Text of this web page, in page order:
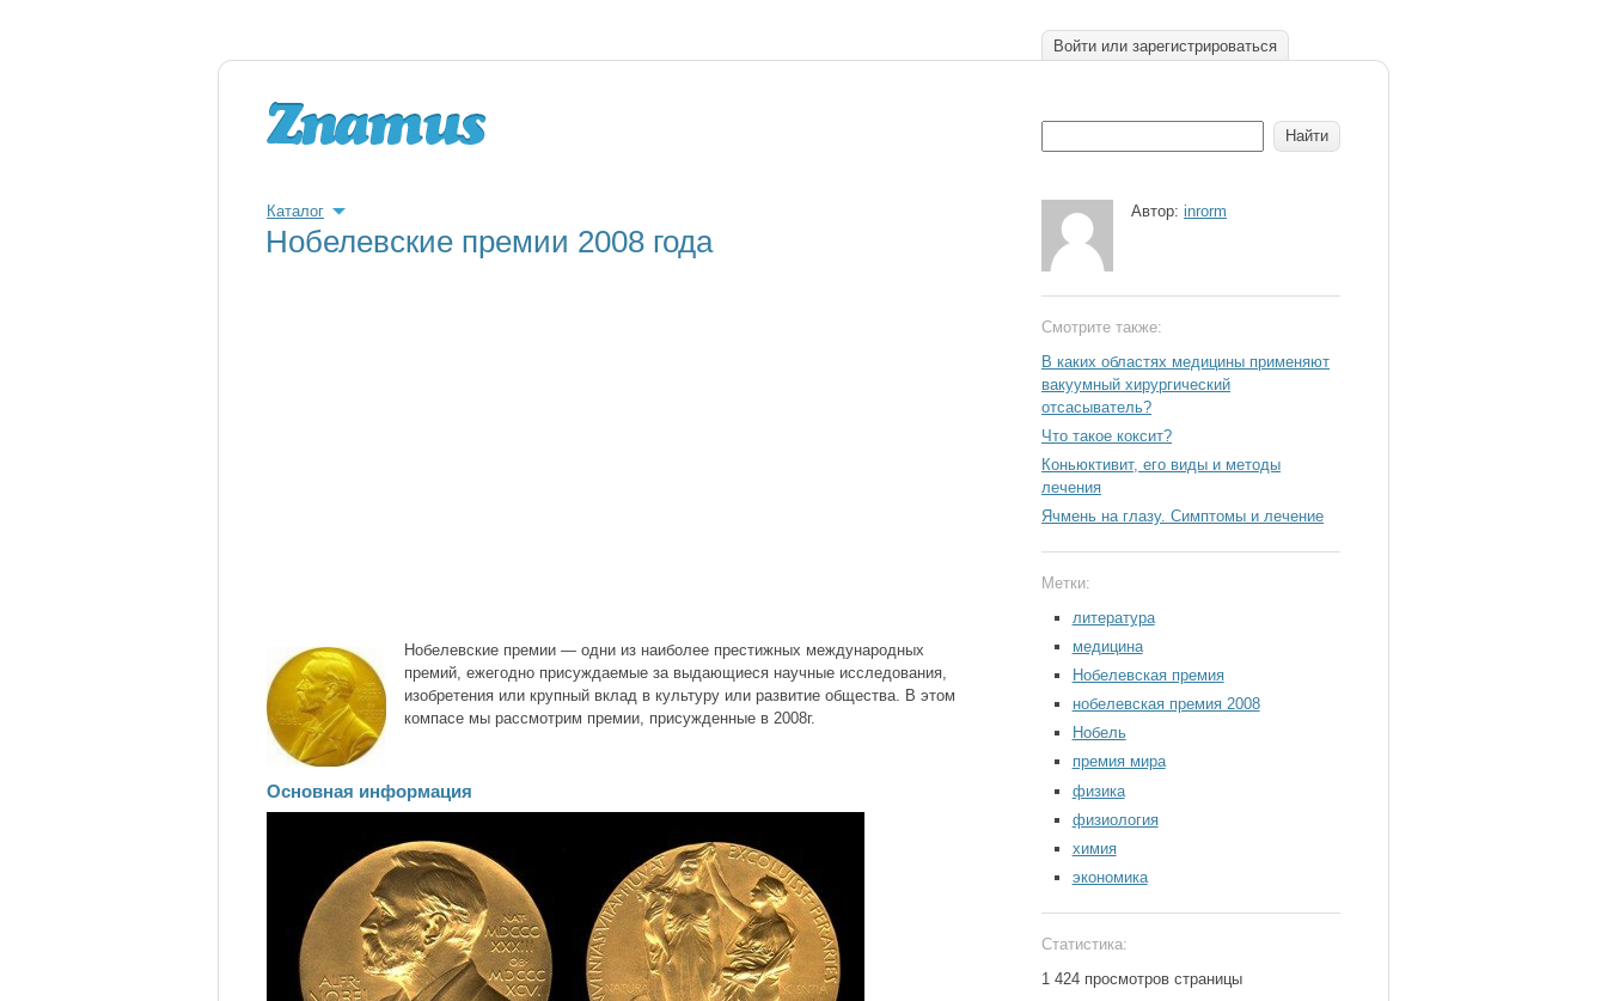
Войти или зарегистрироваться
Каталог
Нобелевские премии 2008 года
Нобелевские премии — одни из наиболее престижных международных
премий, ежегодно присуждаемые за выдающиеся научные исследования,
изобретения или крупный вклад в культуру или развитие общества. В этом
компасе мы рассмотрим премии, присужденные в 2008г.
Основная информация
Автор: inrorm
Смотрите также:
В каких областях медицины применяют
вакуумный хирургический
отсасыватель?
Что такое коксит?
Коньюктивит, его виды и методы
лечения
Ячмень на глазу. Симптомы и лечение
Метки:
литература
медицина
Нобелевская премия
нобелевская премия 2008
Нобель
премия мира
физика
физиология
химия
экономика
Статистика:
1 424 просмотров страницы